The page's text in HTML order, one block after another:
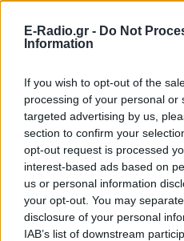
E-Radio.gr - Do Not
Information
If you wish to opt-out of the
processing of your personal or
targeted advertising by us,
section to confirm your
opt-out request is processed
interest-based ads based on
us or personal information
your opt-out. You may
disclosure of your personal
IAB’s list of downstream
ΔΕΙΤΕ ΕΠΙΣΗΣ